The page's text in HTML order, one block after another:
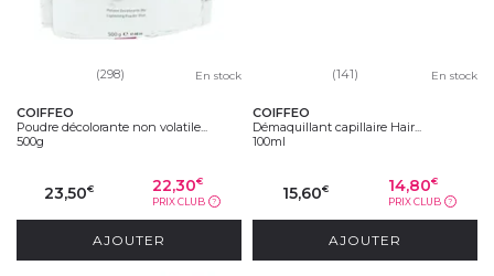
(298) En stock
COIFFEO
Poudre décolorante non volatile...
500g
23,50€ 22,30€
PRIX CLUB ?
AJOUTER
(141) En stock
COIFFEO
Démaquillant capillaire Hair...
100ml
15,60€ 14,80€
PRIX CLUB ?
AJOUTER